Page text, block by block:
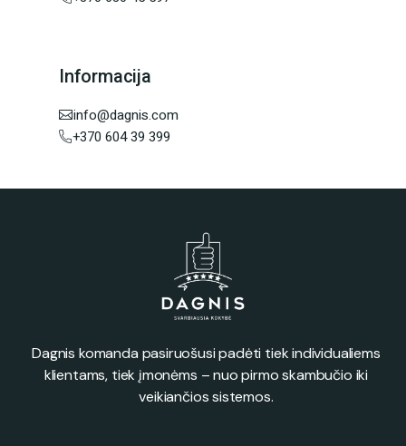
Informacija
info@dagnis.com
+370 604 39 399
Dagnis komanda pasiruošusi padėti tiek individualiems
klientams, tiek įmonėms – nuo pirmo skambučio iki
veikiančios sistemos.